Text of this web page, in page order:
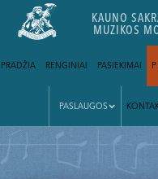
KAUNO
MUZIKOS
PRADŽIA RENGINIAI PASIEKIMAI
PASLAUGOS
|